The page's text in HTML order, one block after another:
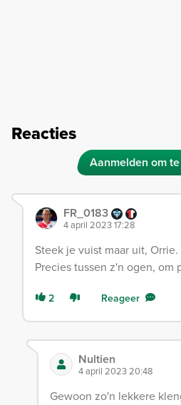
Reacties
Aanmelden om
FR_0183
4 april 2023 17:28
Steek je vuist maar uit, Orrie.
Precies tussen z'n ogen, om
2 Reageer
Nultien
4 april 2023 20:48
Gewoon zo'n lekkere